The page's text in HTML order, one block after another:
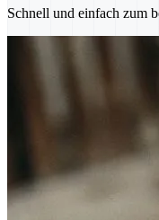
Schnell und einfach zum